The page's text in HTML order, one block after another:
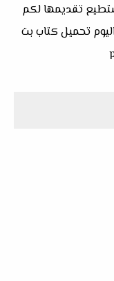
تقديمها لكم
تحميل كتاب بت